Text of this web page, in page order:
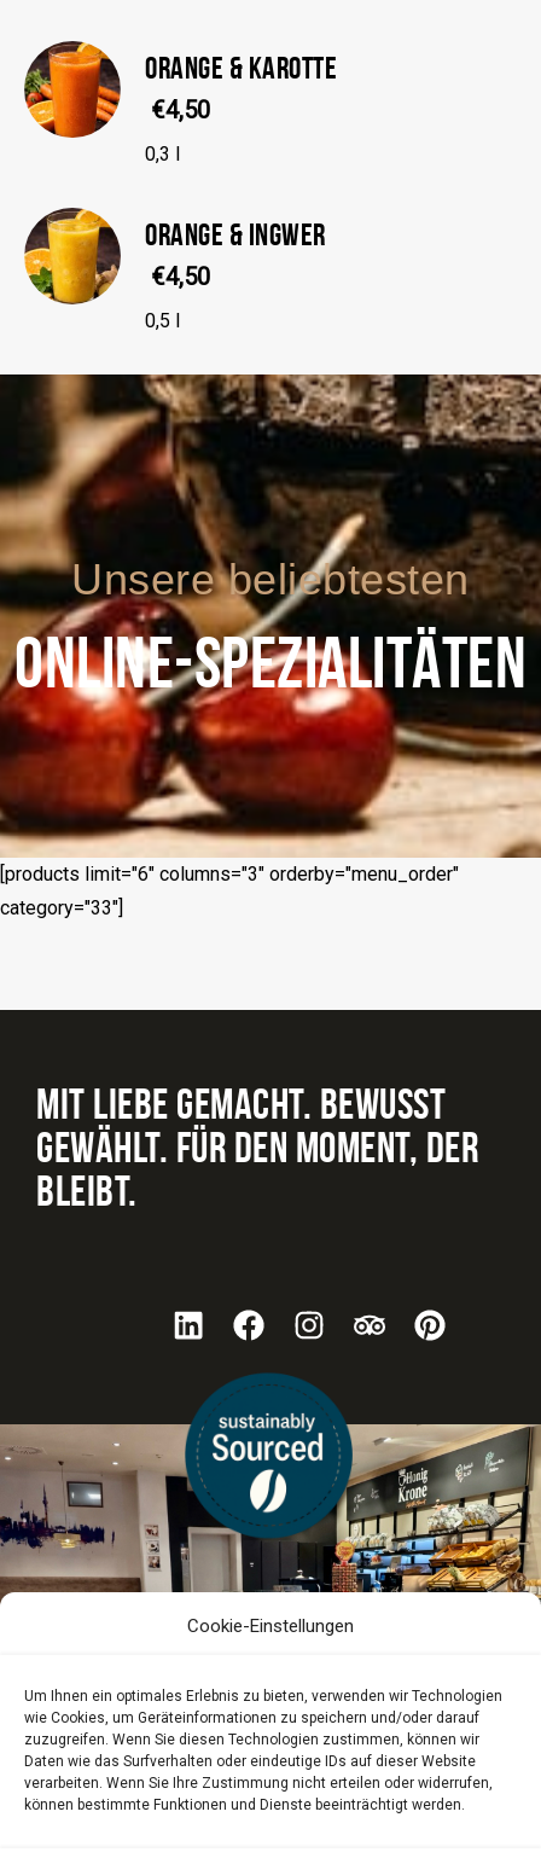
Cookie-Einstellungen
Um Ihnen ein optimales Erlebnis zu bieten, verwenden wir Technologien
wie Cookies, um Geräteinformationen zu speichern und/oder darauf
zuzugreifen. Wenn Sie diesen Technologien zustimmen, können wir
Daten wie das Surfverhalten oder eindeutige IDs auf dieser Website
verarbeiten. Wenn Sie Ihre Zustimmung nicht erteilen oder widerrufen,
können bestimmte Funktionen und Dienste beeinträchtigt werden.
ORANGE & KAROTTE
€4,50
0,3 l
ORANGE & INGWER
€4,50
0,5 l
Unsere beliebtesten
ONLINE-SPEZIALITÄTEN
[products limit="6" columns="3" orderby="menu_order"
category="33"]
MIT LIEBE GEMACHT. BEWUSST
GEWÄHLT. FÜR DEN MOMENT, DER
BLEIBT.